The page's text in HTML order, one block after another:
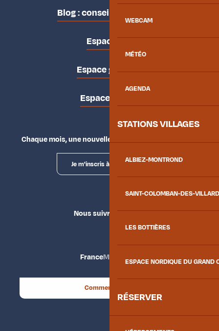
WEBCAM
MÉTÉO
AGENDA
STATIONS VILLAGES
ALBIEZ-MONTROND
SAINT-COLOMBAN-DES-
LES BOTTIÈRES
ESPACE NORDIQUE DU GRAND
RÉSERVER
Blog : conseils des locaux
Espace pro
Espace groupes
Espace presse
Chaque mois, une nouvelle façon d'explorer la vallée.
Je m'inscris à la newsletter
Nous suivre
FranceMaurienne
Comment venir ?